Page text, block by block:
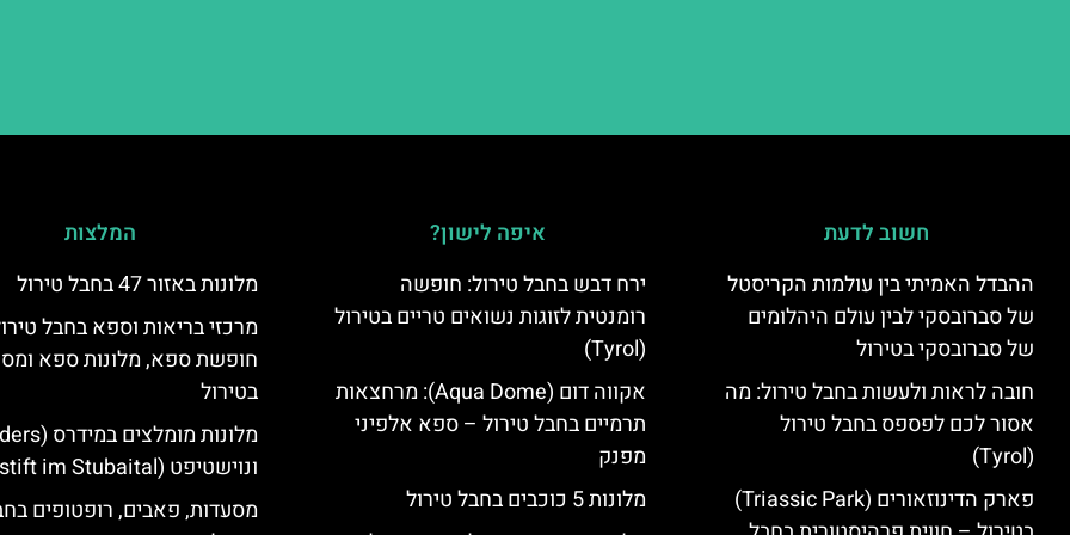
חשוב לדעת
ההבדל האמיתי בין עולמות הקריסטל
של סברובסקי לבין עולם היהלומים
של סברובסקי בטירול
חובה לראות ולעשות בחבל טירול: מה
אסור לכם לפספס בחבל טירול
(Tyrol)
פארק הדינוזאורים (Triassic Park)
איפה לישון?
ירח דבש בחבל טירול: חופשה
רומנטית לזוגות נשואים טריים בטירול
(Tyrol)
אקווה דום (Aqua Dome): מרחצאות
תרמיים בחבל טירול – ספא אלפיני
מפנק
מלונות 5 כוכבים בחבל טירול
המלצות
מלונות באזור 47 בחבל טירול
מרכזי בריאות וספא בחבל
חופשת ספא, מלונות ספא
בטירול
ונוישטיפט (Neustift im Stubaital)
מסעדות, פאבים, רופטופים